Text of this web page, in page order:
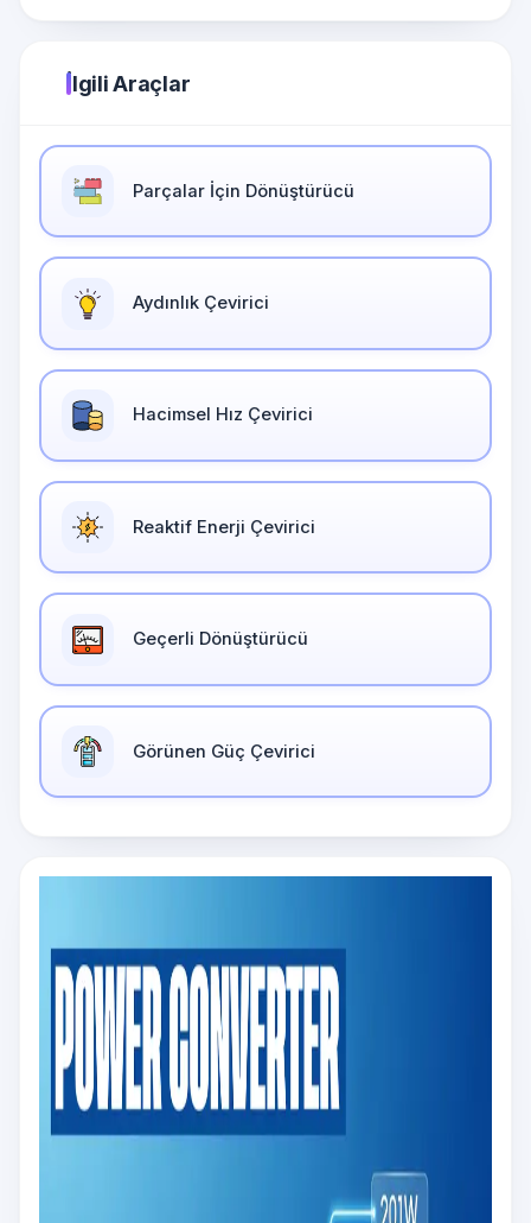
İlgili Araçlar
Parçalar İçin Dönüştürücü
Aydınlık Çevirici
Hacimsel Hız Çevirici
Reaktif Enerji Çevirici
Geçerli Dönüştürücü
Görünen Güç Çevirici